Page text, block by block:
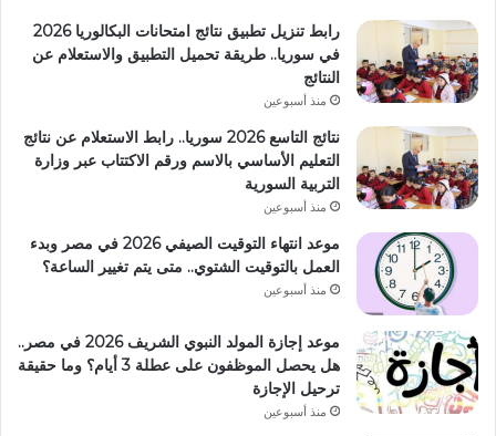
رابط تنزيل تطبيق نتائج امتحانات البكالوريا 2026
في سوريا.. طريقة تحميل التطبيق والاستعلام عن
النتائج
منذ أسبوعين
نتائج التاسع 2026 سوريا.. رابط الاستعلام عن نتائج
التعليم الأساسي بالاسم ورقم الاكتتاب عبر وزارة
التربية السورية
منذ أسبوعين
موعد انتهاء التوقيت الصيفي 2026 في مصر وبدء
العمل بالتوقيت الشتوي.. متى يتم تغيير الساعة؟
منذ أسبوعين
موعد إجازة المولد النبوي الشريف 2026 في مصر..
هل يحصل الموظفون على عطلة 3 أيام؟ وما حقيقة
ترحيل الإجازة
منذ أسبوعين